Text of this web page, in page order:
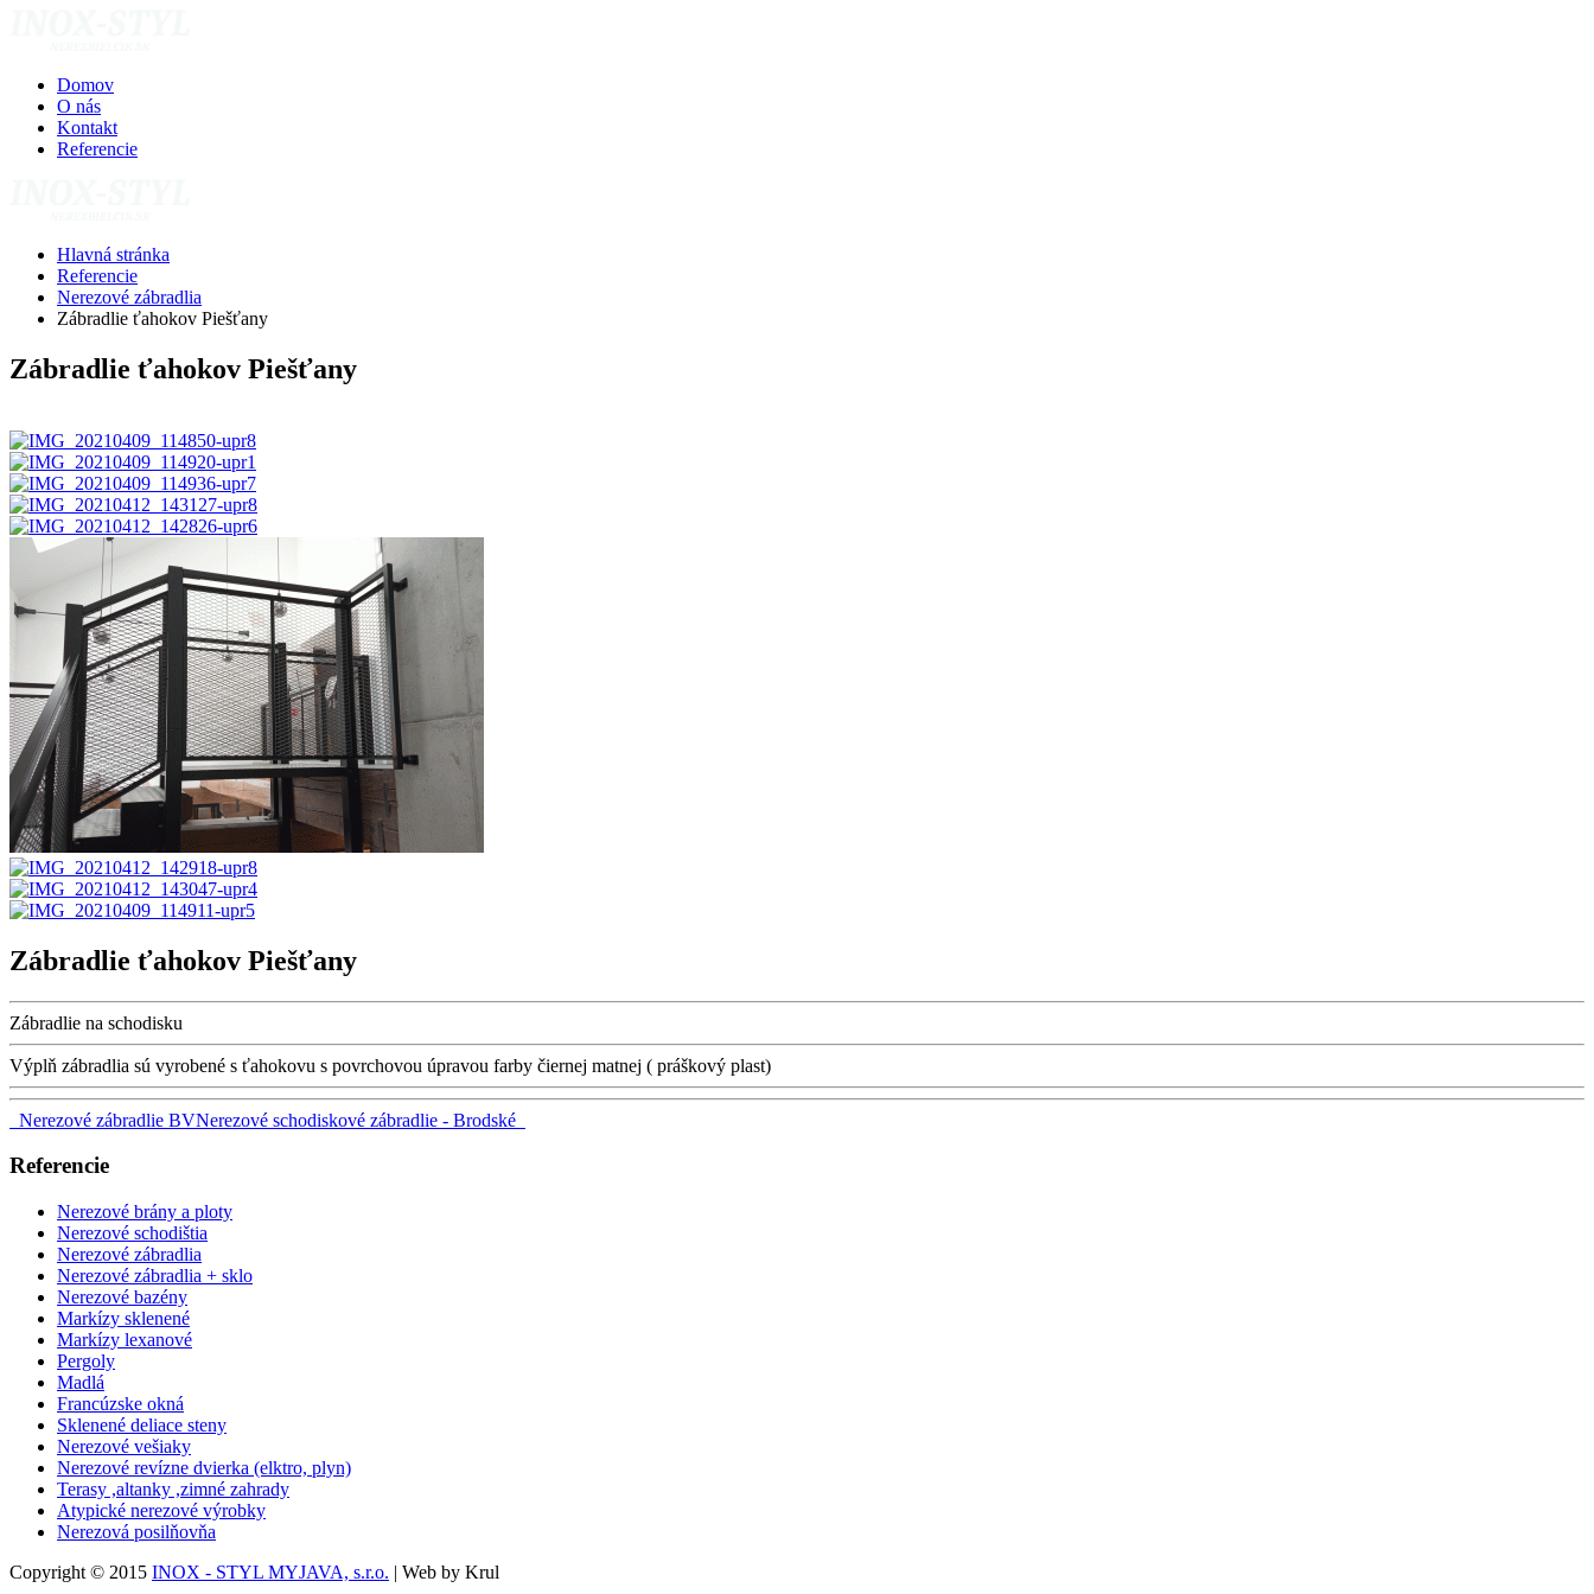
Domov
O nás
Kontakt
Referencie
Hlavná stránka
Referencie
Nerezové zábradlia
Zábradlie ťahokov Piešťany
Zábradlie ťahokov Piešťany
Zábradlie ťahokov Piešťany
Zábradlie na schodisku
Výplň zábradlia sú vyrobené s ťahokovu s povrchovou úpravou farby čiernej matnej ( práškový plast)
Nerezové zábradlie BVNerezové schodiskové zábradlie - Brodské
Referencie
Nerezové brány a ploty
Nerezové schodištia
Nerezové zábradlia
Nerezové zábradlia + sklo
Nerezové bazény
Markízy sklenené
Markízy lexanové
Pergoly
Madlá
Francúzske okná
Sklenené deliace steny
Nerezové vešiaky
Nerezové revízne dvierka (elktro, plyn)
Terasy ,altanky ,zimné zahrady
Atypické nerezové výrobky
Nerezová posilňovňa
Copyright © 2015 INOX - STYL MYJAVA, s.r.o. | Web by Krul